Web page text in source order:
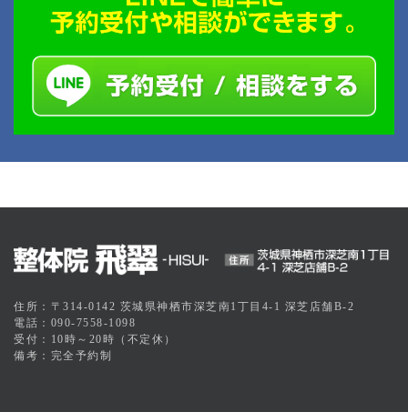
住所：〒314-0142 茨城県神栖市深芝南1丁目4-1 深芝店舗B-2
電話：090-7558-1098
受付：10時～20時（不定休）
備考：完全予約制